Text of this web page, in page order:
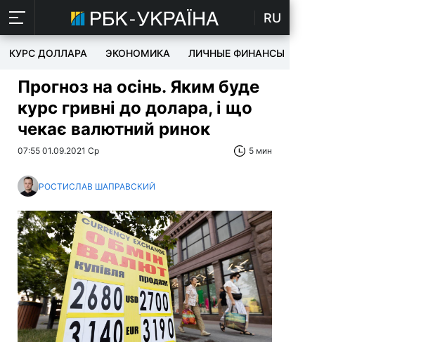
RU
КУРС ДОЛЛАРА ЭКОНОМИКА ЛИЧНЫЕ ФИНАНСЫ
Прогноз на осінь. Яким буде
курс гривні до долара, і що
чекає валютний ринок
07:55 01.09.2021 Ср 5 мин
РОСТИСЛАВ ШАПРАВСКИЙ